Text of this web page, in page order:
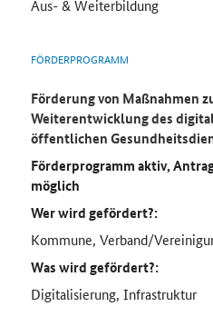
Aus- & Weiterbildung
FÖRDERPROGRAMM
Förderung von Maßnahmen
Weiterentwicklung des
öffentlichen
Förderprogramm aktiv,
möglich
Wer wird gefördert?:
Kommune, Verband/
Was wird gefördert?:
Digitalisierung, Infrastruktur